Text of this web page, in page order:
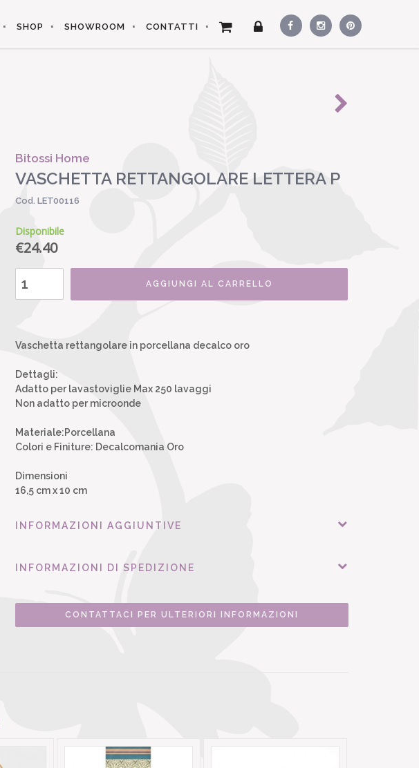
SHOP SHOWROOM CONTATTI
Bitossi Home
VASCHETTA RETTANGOLARE LETTERA P
Cod. LET00116
Disponibile
€24.40
AGGIUNGI AL CARRELLO
Vaschetta rettangolare in porcellana decalco oro
Dettagli:
Adatto per lavastoviglie Max 250 lavaggi
Non adatto per microonde
Materiale:Porcellana
Colori e Finiture: Decalcomania Oro
Dimensioni
16,5 cm x 10 cm
INFORMAZIONI AGGIUNTIVE
INFORMAZIONI DI SPEDIZIONE
CONTATTACI PER ULTERIORI INFORMAZIONI